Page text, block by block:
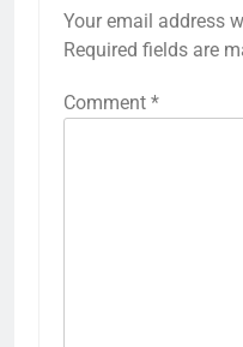
Your email address
Required fields are
Comment *